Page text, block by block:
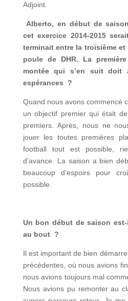
Adjoint.
Alberto, en début de
cet exercice 2014-2015
terminait entre la troisième
poule de DHR. La
montée qui s’en suit doit
espérances ?
Quand nous avons commencé
un objectif premier qui était
premiers. Après, nous ne
jouer les toutes premières
football tout est possible,
d’avance. La saison a bien
beaucoup d’espoirs pour
possible.
Un bon début de saison
au bout ?
Il est important de bien
précédentes, où nous avions
nous avions toujours mal
Nous avions pu remonter au